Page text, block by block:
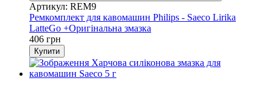
Артикул: REM9
Ремкомплект для кавомашин Philips - Saeco Lirika
LatteGo +Оригінальна змазка
406 грн
Купити